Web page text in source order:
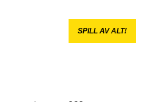
SPILL AV ALT!